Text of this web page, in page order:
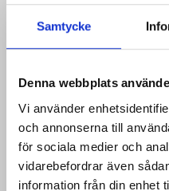
Samtycke
Denna webbplats
Vi använder
och annonserna till
för sociala medier och
vidarebefordrar även
information från din enhet
Första kullen yrkeslärare
Ämnesläraren –
Debatt: Sluta dalta med oss
Ämnesläraren –
Debatt: Matten stänger